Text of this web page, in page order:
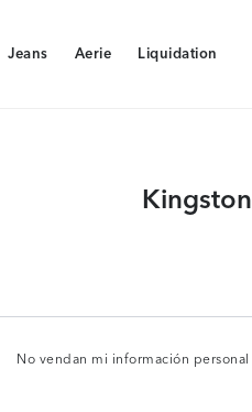
Jeans
Jeans
Aerie
Aerie
Liquidation
Liquidation
Kingston
No vendan mi información personal
No vendan mi información personal